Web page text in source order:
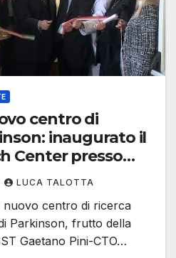
centro di
inaugurato il
Center presso
LUCA TALOTTA
centro di ricerca
Parkinson, frutto della
Gaetano Pini-CTO…